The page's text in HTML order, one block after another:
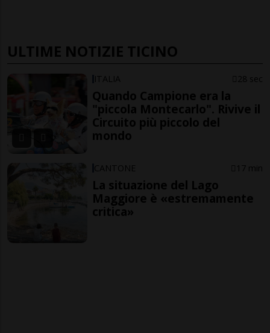
ULTIME NOTIZIE TICINO
ITALIA 28 sec
Quando Campione era la
"piccola Montecarlo". Rivive il
Circuito più piccolo del
mondo
CANTONE 17 min
La situazione del Lago
Maggiore è «estremamente
critica»